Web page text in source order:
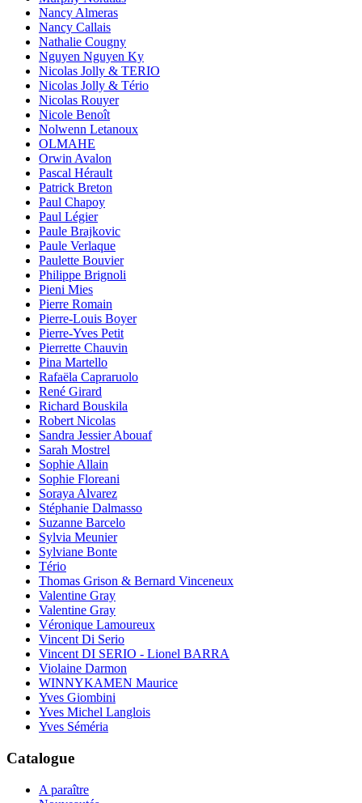
Nancy Almeras
Nancy Callais
Nathalie Cougny
Nguyen Nguyen Ky
Nicolas Jolly & TERIO
Nicolas Jolly & Tério
Nicolas Rouyer
Nicole Benoît
Nolwenn Letanoux
OLMAHE
Orwin Avalon
Pascal Hérault
Patrick Breton
Paul Chapoy
Paul Légier
Paule Brajkovic
Paule Verlaque
Paulette Bouvier
Philippe Brignoli
Pieni Mies
Pierre Romain
Pierre-Louis Boyer
Pierre-Yves Petit
Pierrette Chauvin
Pina Martello
Rafaëla Capraruolo
René Girard
Richard Bouskila
Robert Nicolas
Sandra Jessier Abouaf
Sarah Mostrel
Sophie Allain
Sophie Floreani
Soraya Alvarez
Stéphanie Dalmasso
Suzanne Barcelo
Sylvia Meunier
Sylviane Bonte
Tério
Thomas Grison & Bernard Vinceneux
Valentine Gray
Valentine Gray
Véronique Lamoureux
Vincent Di Serio
Vincent DI SERIO - Lionel BARRA
Violaine Darmon
WINNYKAMEN Maurice
Yves Giombini
Yves Michel Langlois
Yves Séméria
Catalogue
A paraître